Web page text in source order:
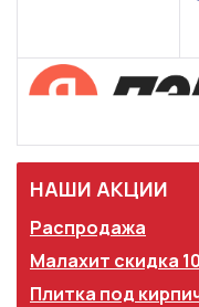
НАШИ АКЦИИ
Распродажа
Малахит скидка
Плитка под